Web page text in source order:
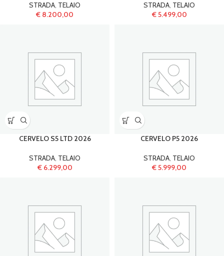
STRADA, TELAIO
€ 8.200,00
STRADA, TELAIO
€5.499,00
CERVELO S5 LTD 2026
STRADA, TELAIO
€6.299,00
CERVELO P5 2026
STRADA, TELAIO
€5.999,00